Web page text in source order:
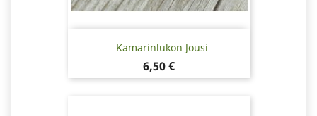
Kamarinlukon Jousi
Hinta
6,50 €